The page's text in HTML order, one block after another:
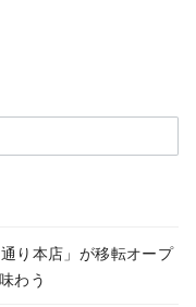
り本店」が移転オープ
わう